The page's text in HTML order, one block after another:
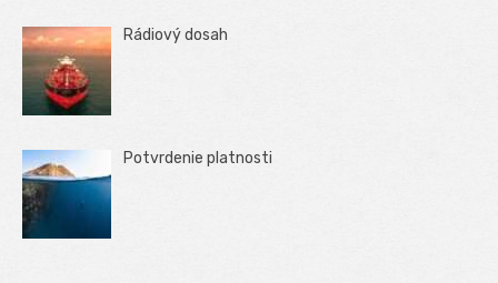
Rádiový dosah
Potvrdenie platnosti